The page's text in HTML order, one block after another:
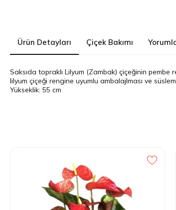
Ürün Detayları Çiçek Bakımı
Saksıda topraklı Lilyum (Zambak) çiçeğinin
lilyum çiçeği rengine uyumlu ambalajlması ve
Yükseklik: 55 cm